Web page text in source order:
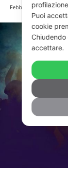
Febbraio 21, 2022
Puoi
cookie
accettare.